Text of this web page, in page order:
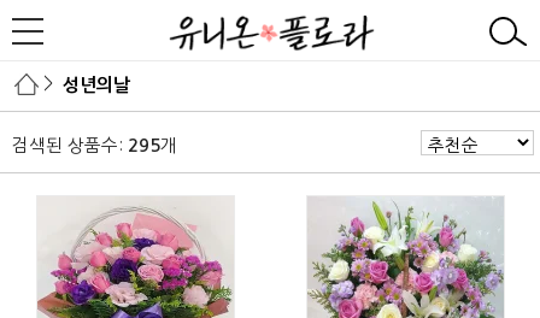
> 성년의날
검색된 상품수: 295개